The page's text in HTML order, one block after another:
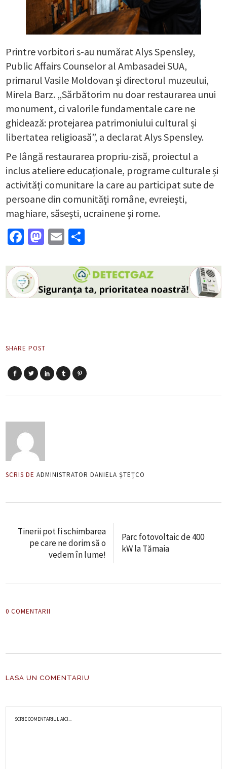
Printre vorbitori s-au numărat Alys Spensley,
Public Affairs Counselor al Ambasadei SUA,
primarul Vasile Moldovan și directorul muzeului,
Mirela Barz. „Sărbătorim nu doar restaurarea unui
monument, ci valorile fundamentale care ne
ghidează: protejarea patrimoniului cultural și
libertatea religioasă”, a declarat Alys Spensley.
Pe lângă restaurarea propriu-zisă, proiectul a
inclus ateliere educaționale, programe culturale și
activități comunitare la care au participat sute de
persoane din comunități române, evreiești,
maghiare, săsești, ucrainene și rome.
Facebook
Mastodon
Email
SHARE POST
SCRIS DE ADMINISTRATOR DANIELA ȘTEȚCO
Tinerii pot fi schimbarea
pe care ne dorim să o
vedem în lume!
Parc fotovoltaic de 400
kW la Tămaia
0 COMENTARII
LASA UN COMENTARIU